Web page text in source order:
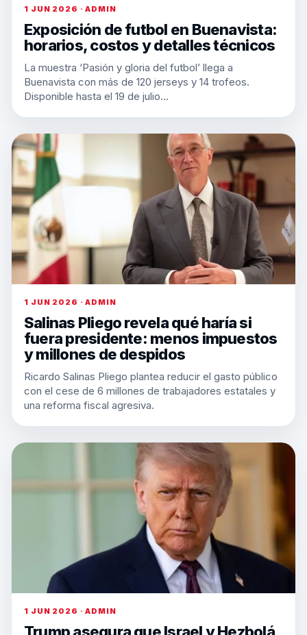
1 JUN 2026 · ADMIN
Exposición de futbol en Buenavista:
horarios, costos y detalles técnicos
La muestra ‘Pasión y gloria del futbol’ llega a
Buenavista con más de 120 jerseys y 14 trofeos.
Disponible hasta el 19 de julio…
1 JUN 2026 · ADMIN
Salinas Pliego revela qué haría si
fuera presidente: menos impuestos
y millones de despidos
Ricardo Salinas Pliego plantea reducir el gasto público
con el cese de 6 millones de trabajadores estatales y
una reforma fiscal agresiva.
1 JUN 2026 · ADMIN